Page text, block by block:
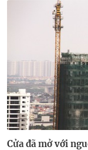
Cửa đã mở với